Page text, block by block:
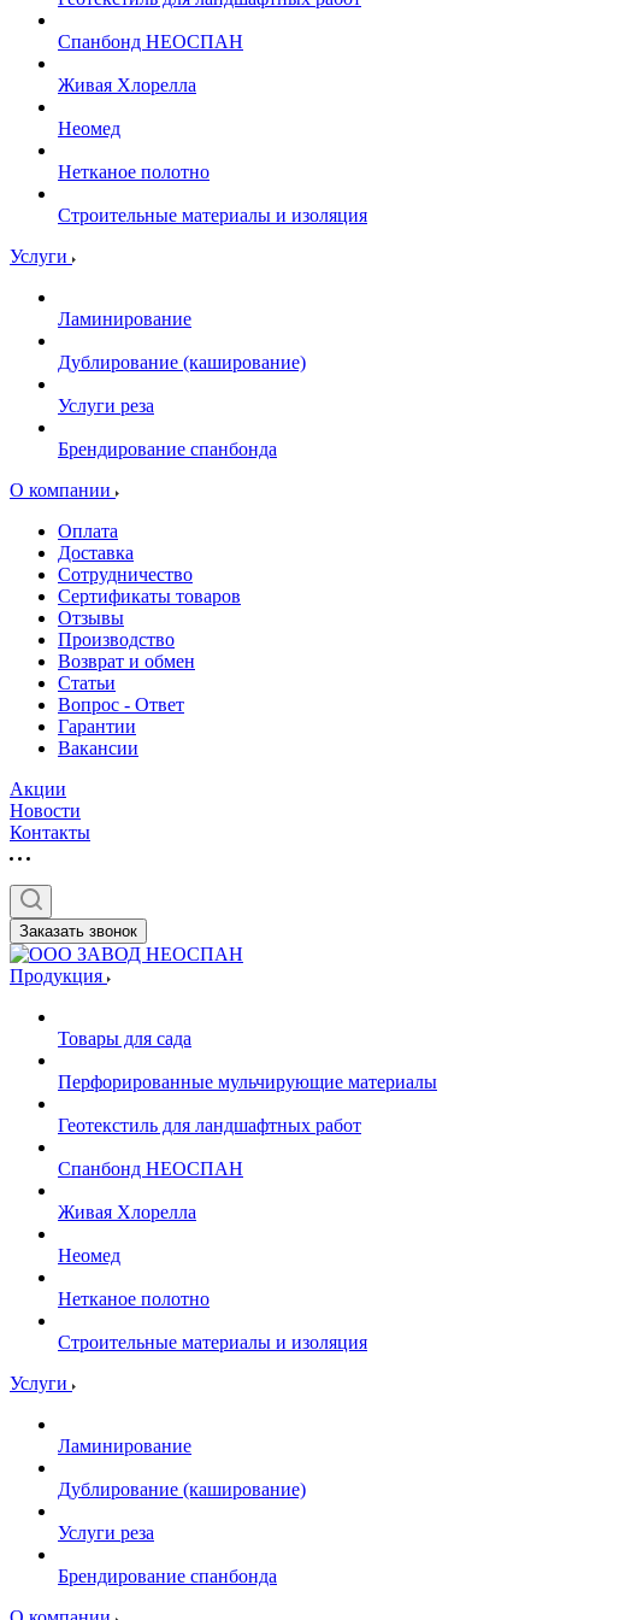
Спанбонд НЕОСПАН
Живая Хлорелла
Нeомед
Нетканое полотно
Строительные материалы и изоляция
Услуги
Ламинирование
Дублирование (каширование)
Услуги реза
Брендирование спанбонда
О компании
Оплата
Доставка
Сотрудничество
Сертификаты товаров
Отзывы
Производство
Возврат и обмен
Статьи
Вопрос - Ответ
Гарантии
Вакансии
Акции
Новости
Контакты
Заказать звонок
Продукция
Товары для сада
Перфорированные мульчирующие материалы
Геотекстиль для ландшафтных работ
Спанбонд НЕОСПАН
Живая Хлорелла
Нeомед
Нетканое полотно
Строительные материалы и изоляция
Услуги
Ламинирование
Дублирование (каширование)
Услуги реза
Брендирование спанбонда